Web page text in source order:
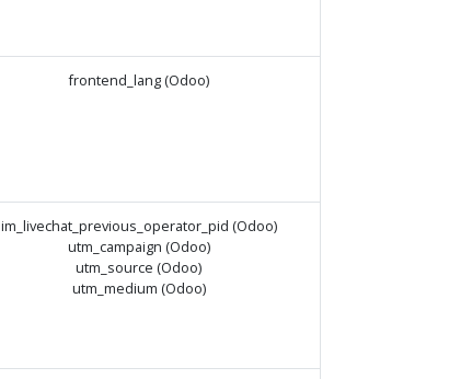
frontend_lang (Odoo)
im_livechat_previous_operator_pid (Odoo)
utm_campaign (Odoo)
utm_source (Odoo)
utm_medium (Odoo)